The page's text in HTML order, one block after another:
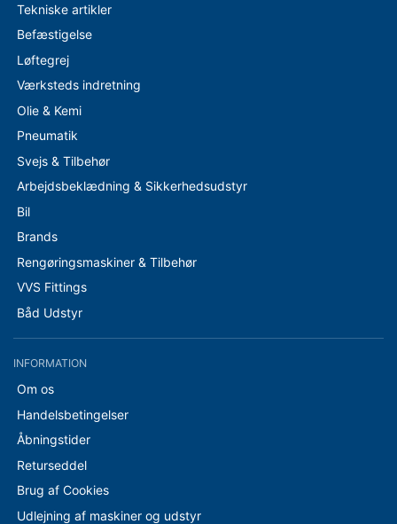
Tekniske artikler
Befæstigelse
Løftegrej
Værksteds indretning
Olie & Kemi
Pneumatik
Svejs & Tilbehør
Arbejdsbeklædning & Sikkerhedsudstyr
Bil
Brands
Rengøringsmaskiner & Tilbehør
VVS Fittings
Båd Udstyr
INFORMATION
Om os
Handelsbetingelser
Åbningstider
Returseddel
Brug af Cookies
Udlejning af maskiner og udstyr